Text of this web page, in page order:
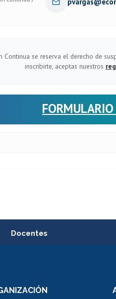
Continua se reserva el derecho de
inscribirte, aceptas nuestros
Docentes
Perfeccionamiento